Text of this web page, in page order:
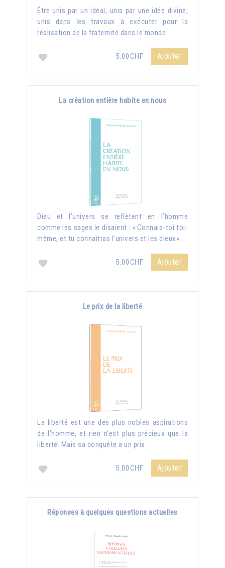
Être unis par un idéal, unis par une idée divine,
unis dans les travaux à exécuter pour la
réalisation de la fraternité dans le monde.
5.00CHF Ajouter
La création entière habite en nous
Dieu et l’univers se reflètent en l’homme
comme les sages le disaient : « Connais-toi toi-
même, et tu connaîtras l’univers et les dieux» .
5.00CHF Ajouter
Le prix de la liberté
La liberté est une des plus nobles aspirations
de l’homme, et rien n’est plus précieux que la
liberté. Mais sa conquête a un prix.
5.00CHF Ajouter
Réponses à quelques questions actuelles